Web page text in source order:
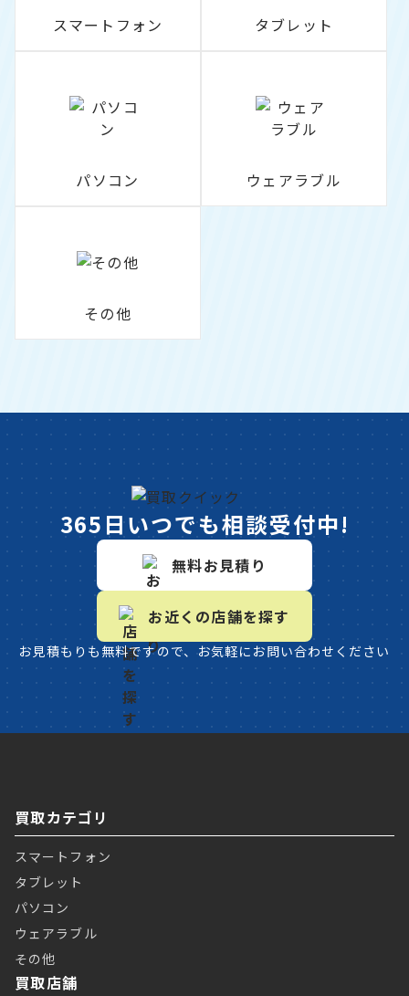
スマートフォン タブレット
パソコン ウェアラブル
その他
365日いつでも相談受付中!
無料お見積り
お近くの店舗を探す
お見積もりも無料ですので、お気軽にお問い合わせください
買取カテゴリ
スマートフォン
タブレット
パソコン
ウェアラブル
その他
買取店舗